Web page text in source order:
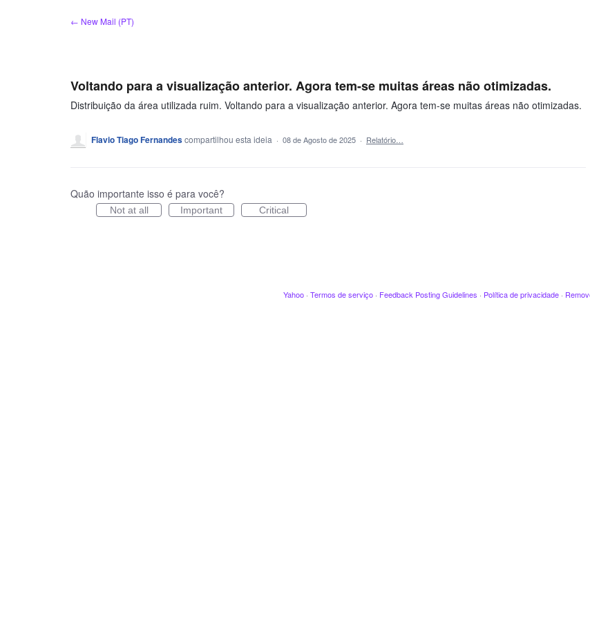
← New Mail (PT)
Voltando para a visualização anterior. Agora tem-se muitas áreas não otimizadas.
Distribuição da área utilizada ruim. Voltando para a visualização anterior. Agora tem-se muitas áreas não otimizadas.
Flavio Tiago Fernandescompartilhou esta ideia · 08 de Agosto de 2025 · Relatório…
Quão importante isso é para você?
Not at all Important Critical
Yahoo · Termos de serviço · Feedback Posting Guidelines · Política de privacidade ·